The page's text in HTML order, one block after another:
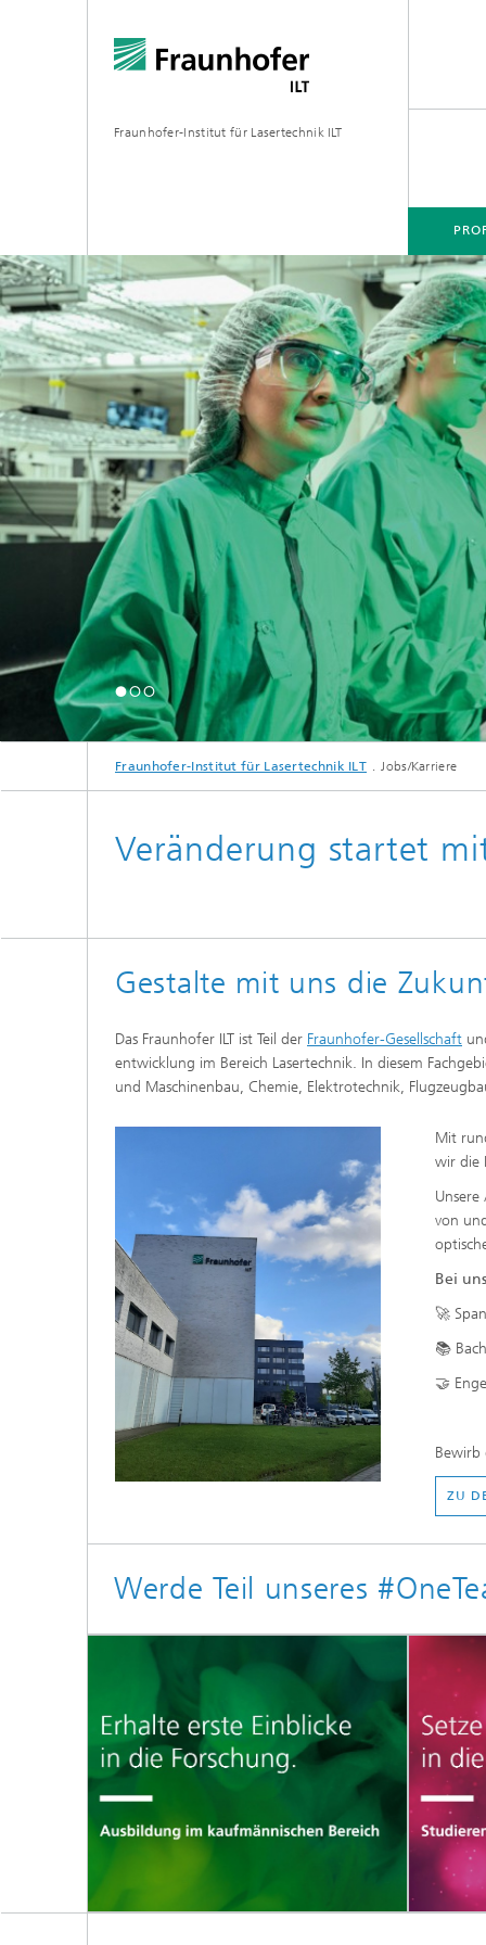
Fraunhofer-Institut für Lasertechnik ILT
PROFIL
TECHNOLOGIEFELDER
MÄRKTE
PROJEKTE
MEDIATHEK
Fraunhofer-Institut für Lasertechnik ILT Jobs/Karriere
Veränderung startet
Gestalte mit uns die
Das Fraunhofer ILT ist Teil der Fraunhofer-Gesellschaft
entwicklung im Bereich Lasertechnik. In diesem
und Maschinenbau, Chemie, Elektrotechnik,
Mit
wir die
von
Bei
🚀
📚
🤝
ZU
Werde Teil unseres